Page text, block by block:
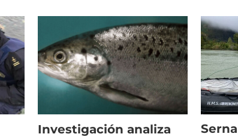
Investigación analiza